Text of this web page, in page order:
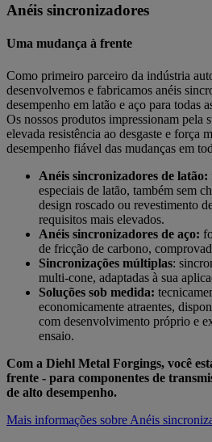
Anéis sincronizadores
Uma mudança à frente
Como primeiro parceiro da indústria
desenvolvemos e fabricamos anéis
desempenho em latão e aço para todas
Os nossos produtos impressionam pela
elevada resistência ao desgaste e força
desempenho fiável das mudanças em
Anéis sincronizadores de latão:
especiais de latão, também sem
design roscado ou revestimento
requisitos mais elevados.
Anéis sincronizadores de aço:
de fricção de carbono,
Sincronizações múltiplas:
multi-cone, adaptadas à sua
Soluções sob medida:
economicamente atraentes,
com desenvolvimento próprio e
ensaio.
Com a Diehl Metal Forgings, você
frente - para componentes de
de alto desempenho.
Mais informações sobre Anéis